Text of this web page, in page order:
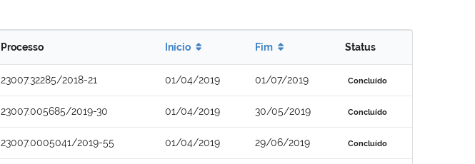
Processo Início Fim Status
23007.32285/2018-21 01/04/2019 01/07/2019 Concluído
23007.005685/2019-30 01/04/2019 30/05/2019 Concluído
23007.0005041/2019-55 01/04/2019 29/06/2019 Concluído